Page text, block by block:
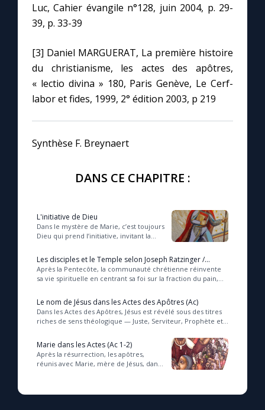
Luc, Cahier évangile n°128, juin 2004, p. 29-
39, p. 33-39
[3] Daniel MARGUERAT, La première histoire
du christianisme, les actes des apôtres,
« lectio divina » 180, Paris Genève, Le Cerf-
labor et fides, 1999, 2° édition 2003, p 219
Synthèse F. Breynaert
DANS CE CHAPITRE :
L'initiative de Dieu
Dans le mystère de Marie, c’est toujours
Dieu qui prend l’initiative, invitant la
courage, révélant ainsi la coo...
Les disciples et le Temple selon Joseph Ratzinger /
Benoît XVI (2011)
Après la Pentecôte, la communauté chrétienne réinvente
sa vie spirituelle en centrant sa foi sur la fraction du pain,
Le nom de Jésus dans les Actes des Apôtres (Ac)
Dans les Actes des Apôtres, Jésus est révélé sous des titres
riches de sens théologique — Juste, Serviteur, Prophète et
Marie dans les Actes (Ac 1-2)
Après la résurrection, les apôtres,
réunis avec Marie, mère de Jésus, dans